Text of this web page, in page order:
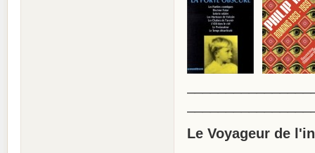
Le Voyageur de